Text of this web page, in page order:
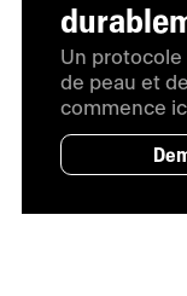
Un
de peau et
commence